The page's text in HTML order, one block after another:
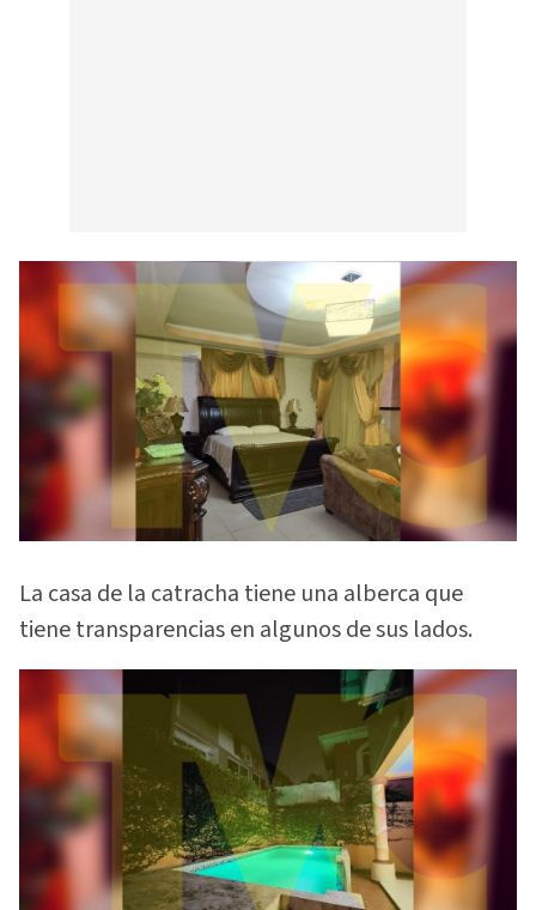
La casa de la catracha tiene una alberca que
tiene transparencias en algunos de sus lados.